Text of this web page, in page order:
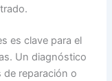
es clave para el
Un diagnóstico
reparación o